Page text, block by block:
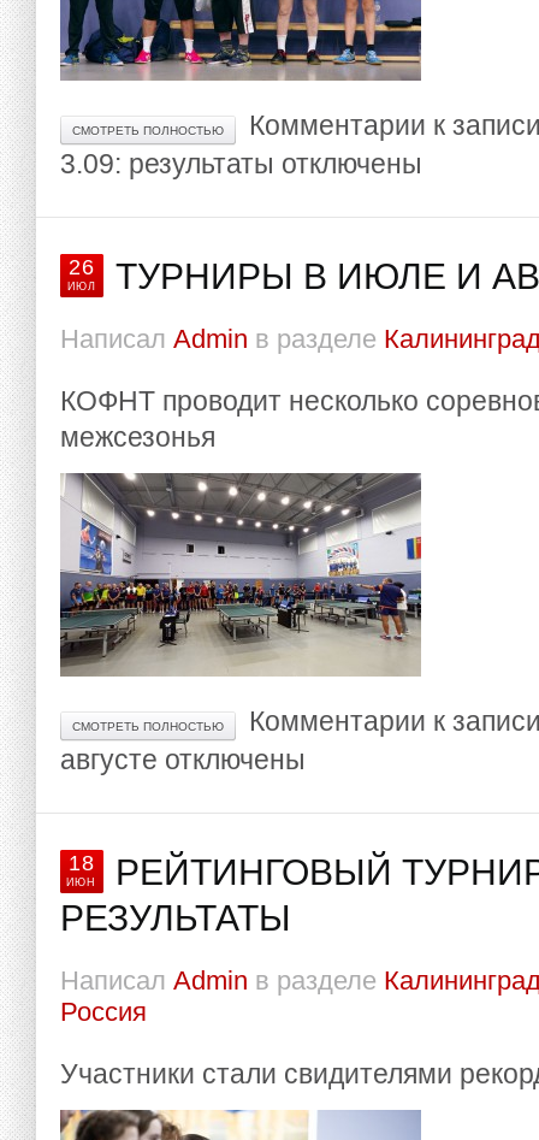
СМОТРЕТЬ ПОЛНОСТЬЮ Комментарии к
3.09: результаты отключены
26
ИЮЛ ТУРНИРЫ В ИЮЛЕ И
Написал Admin в разделе
КОФНТ проводит несколько
межсезонья
СМОТРЕТЬ ПОЛНОСТЬЮ Комментарии к
августе отключены
18
ИЮН
РЕЙТИНГОВЫЙ ТУРНИР
РЕЗУЛЬТАТЫ
Написал Admin в разделе
Россия
Участники стали свидителями